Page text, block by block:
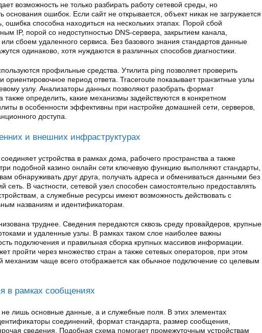
возможность не только разбирать работу сетевой среды, но
основания ошибок. Если сайт не открывается, объект никак не загружается
ошибка способна находиться на нескольких этапах. Порой сбой
IP, порой со недоступностью DNS-сервера, закрытием канала,
сбоем удаленного сервиса. Без базового знания стандартов данные
одинаково, хотя нуждаются в различных способов диагностики.
профильные средства. Утилита ping позволяет проверить
ориентировочное период ответа. Traceroute показывает транзитные узлы
узлу. Анализаторы данных позволяют разобрать формат
также определить, какие механизмы задействуются в конкретном
в особенности эффективны при настройке домашней сети, серверов,
доступа.
и внешних инфраструктурах
устройства в рамках дома, рабочего пространства а также
подобной казино онлайн сети ключевую функцию выполняют стандарты,
обнаруживать друг друга, получать адреса и обмениваться данными без
сеть. В частности, сетевой узел способен самостоятельно предоставлять
а служебные ресурсы имеют возможность действовать с
названиям и идентификаторам.
труднее. Сведения передаются сквозь среду провайдеров, крупные
и удаленные узлы. В рамках таком слое наиболее важны
подключения и правильная сборка крупных массивов информации.
пройти через множество стран а также сетевых операторов, при этом
механизм чаще всего отображается как обычное подключение со целевым
в рамках сообщениях
лишь основные данные, а и служебные поля. В этих элементах
соединений, формат стандарта, размер сообщения,
сведения. Подобная схема помогает промежуточным устройствам